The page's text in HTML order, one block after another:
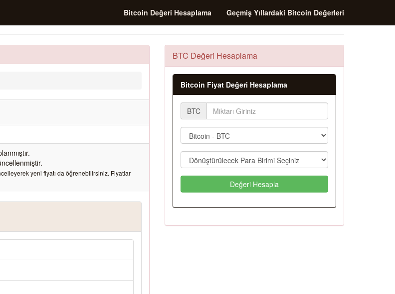
Bitcoin Değeri Hesaplama Geçmiş Yıllardaki Bitcoin Değerleri
yeni fiyatı da öğrenebilirsiniz. Fiyatlar
BTC Değeri Hesaplama
Bitcoin Fiyat Değeri Hesaplama
BTC
Değeri Hesapla